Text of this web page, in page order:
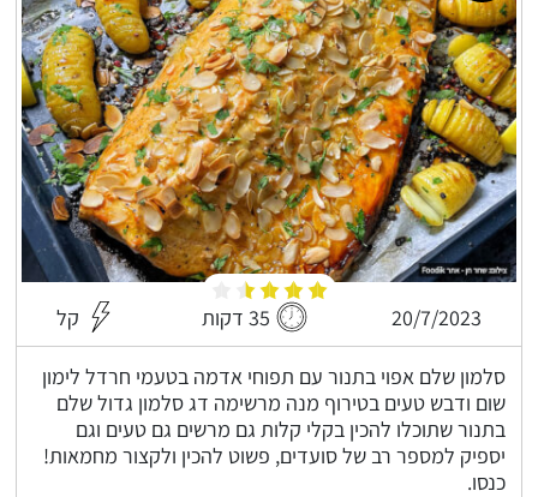
20/7/2023 35 דקות קל
סלמון שלם אפוי בתנור עם תפוחי אדמה בטעמי חרדל לימון
שום ודבש טעים בטירוף מנה מרשימה דג סלמון גדול שלם
בתנור שתוכלו להכין בקלי קלות גם מרשים גם טעים וגם
יספיק למספר רב של סועדים, פשוט להכין ולקצור מחמאות!
כנסו.